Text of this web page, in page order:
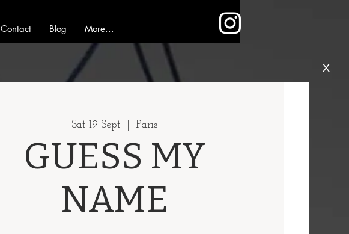
Contact Blog More...
X
Sat 19 Sept Paris
GUESS MY
NAME